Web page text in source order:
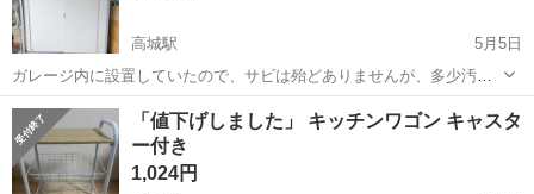
高城駅
5月5日
ガレージ内に設置していたので、サビは殆どありませんが、多少汚
れ、小傷はあります。 サイズ 横 1500 高さ 1530 幅 750 寸
法は大体の寸法です。 購入時は7万位で購入しました。
大分 大分市 高城駅 収納家具 ガレージ
「値下げしました」 キッチンワゴン キャスタ
ー付き
1,024円